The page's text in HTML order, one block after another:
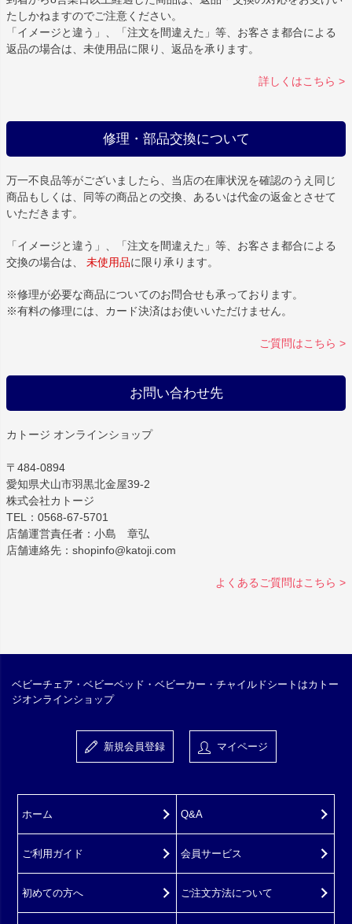
たしかねますのでご注意ください。
「イメージと違う」、「注文を間違えた」等、お客さま都合による
返品の場合は、未使用品に限り、返品を承ります。
詳しくはこちら >
修理・部品交換について
万一不良品等がございましたら、当店の在庫状況を確認のうえ同じ
商品もしくは、同等の商品との交換、あるいは代金の返金とさせて
いただきます。
「イメージと違う」、「注文を間違えた」等、お客さま都合による
交換の場合は、 未使用品に限り承ります。
※修理が必要な商品についてのお問合せも承っております。
※有料の修理には、カード決済はお使いいただけません。
ご質問はこちら >
お問い合わせ先
カトージ オンラインショップ
〒484-0894
愛知県犬山市羽黒北金屋39-2
株式会社カトージ
TEL：0568-67-5701
店舗運営責任者：小島 章弘
店舗連絡先：shopinfo@katoji.com
よくあるご質問はこちら >
ベビーチェア・ベビーベッド・ベビーカー・チャイルドシートはカトー
ジオンラインショップ
新規会員登録 マイページ
ホーム
ご利用ガイド
初めての方へ
Q&A
会員サービス
ご注文方法について